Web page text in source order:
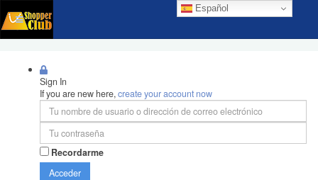
Español
Sign In
If you are new here,create your account now
Recordarme
Acceder